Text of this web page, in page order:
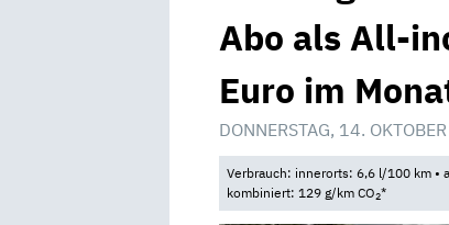
Abo als All-
Euro im
DONNERSTAG, 14.
Verbrauch: innerorts: 6,6 l/100 km •
kombiniert: 129 g/km CO2*